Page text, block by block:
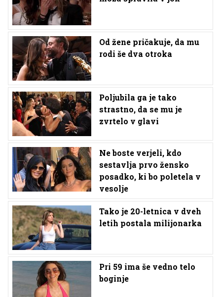
Od žene pričakuje, da mu
rodi še dva otroka
Poljubila ga je tako
strastno, da se mu je
zvrtelo v glavi
Ne boste verjeli, kdo
sestavlja prvo žensko
posadko, ki bo poletela v
vesolje
Tako je 20-letnica v dveh
letih postala milijonarka
Pri 59 ima še vedno telo
boginje